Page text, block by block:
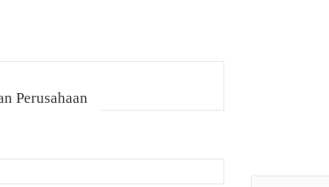
Perusahaan